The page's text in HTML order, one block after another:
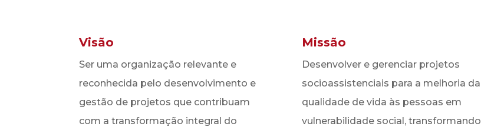
Visão
Ser uma organização relevante e
reconhecida pelo desenvolvimento e
gestão de projetos que contribuam
com a transformação integral do
Missão
Desenvolver e gerenciar projetos
socioassistenciais para a melhoria da
qualidade de vida às pessoas em
vulnerabilidade social, transformando